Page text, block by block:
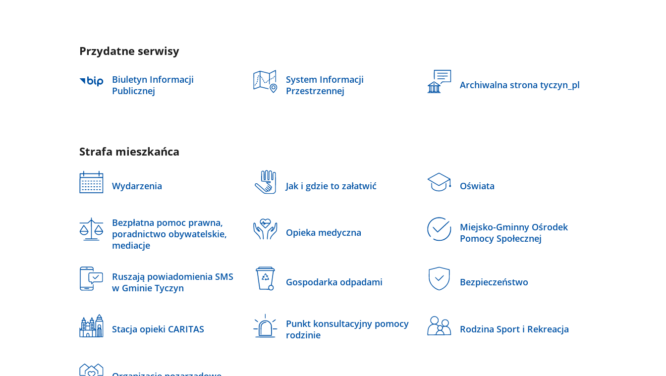
Przydatne serwisy
Biuletyn Informacji
Publicznej
System Informacji
Przestrzennej
Archiwalna strona tyczyn_pl
Strafa mieszkańca
Wydarzenia Jak i gdzie to załatwić Oświata
Bezpłatna pomoc prawna,
poradnictwo obywatelskie,
mediacje
Opieka medyczna
Miejsko-Gminny Ośrodek
Pomocy Społecznej
Ruszają powiadomienia SMS
w Gminie Tyczyn
Gospodarka odpadami Bezpieczeństwo
Stacja opieki CARITAS
Punkt konsultacyjny pomocy
rodzinie
Rodzina Sport i Rekreacja